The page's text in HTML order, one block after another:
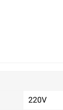
220V